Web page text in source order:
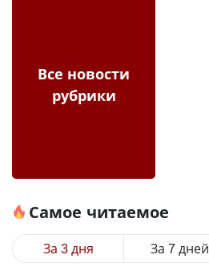
Все новости
рубрики
Самое читаемое
За 3 дня За 7 дней